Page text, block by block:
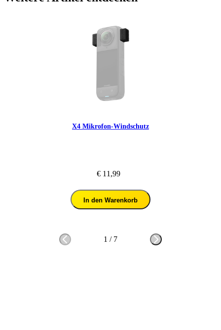
X4 Mikrofon-Windschutz
€ 11,99
In den Warenkorb
1 / 7